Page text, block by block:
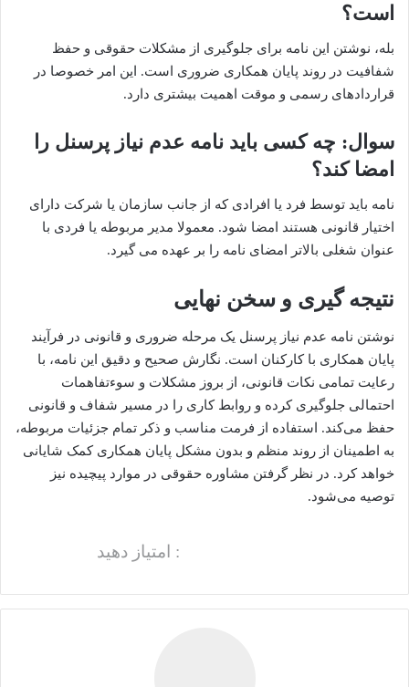
است؟
بله، نوشتن این نامه برای جلوگیری از مشکلات حقوقی و حفظ
شفافیت در روند پایان همکاری ضروری است. این امر خصوصا در
قراردادهای رسمی و موقت اهمیت بیشتری دارد.
سوال: چه کسی باید نامه عدم نیاز پرسنل را
امضا کند؟
نامه باید توسط فرد یا افرادی که از جانب سازمان یا شرکت دارای
اختیار قانونی هستند امضا شود. معمولا مدیر مربوطه یا فردی با
عنوان شغلی بالاتر امضای نامه را بر عهده می گیرد.
نتیجه گیری و سخن نهایی
نوشتن نامه عدم نیاز پرسنل یک مرحله ضروری و قانونی در فرآیند
پایان همکاری با کارکنان است. نگارش صحیح و دقیق این نامه، با
رعایت تمامی نکات قانونی، از بروز مشکلات و سوءتفاهمات
احتمالی جلوگیری کرده و روابط کاری را در مسیر شفاف و قانونی
حفظ می‌کند. استفاده از فرمت مناسب و ذکر تمام جزئیات مربوطه،
به اطمینان از روند منظم و بدون مشکل پایان همکاری کمک شایانی
خواهد کرد. در نظر گرفتن مشاوره حقوقی در موارد پیچیده نیز
توصیه می‌شود.
: امتیاز دهید